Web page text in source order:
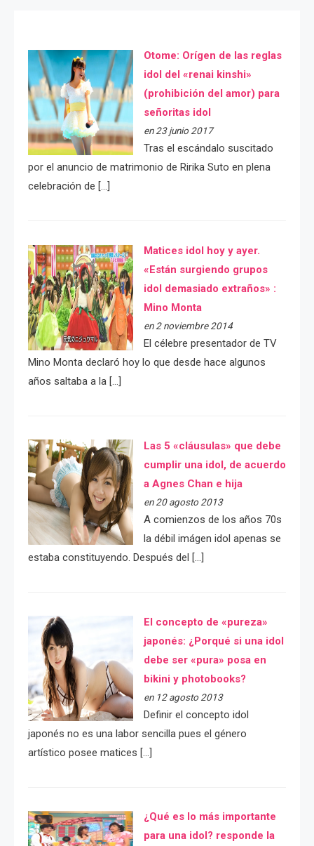
Otome: Orígen de las reglas
idol del «renai kinshi»
(prohibición del amor) para
señoritas idol
en 23 junio 2017
Tras el escándalo suscitado
por el anuncio de matrimonio de Ririka Suto en plena
celebración de […]
Matices idol hoy y ayer.
«Están surgiendo grupos
idol demasiado extraños» :
Mino Monta
en 2 noviembre 2014
El célebre presentador de TV
Mino Monta declaró hoy lo que desde hace algunos
años saltaba a la […]
Las 5 «cláusulas» que debe
cumplir una idol, de acuerdo
a Agnes Chan e hija
en 20 agosto 2013
A comienzos de los años 70s
la débil imágen idol apenas se
estaba constituyendo. Después del […]
El concepto de «pureza»
japonés: ¿Porqué si una idol
debe ser «pura» posa en
bikini y photobooks?
en 12 agosto 2013
Definir el concepto idol
japonés no es una labor sencilla pues el género
artístico posee matices […]
¿Qué es lo más importante
para una idol? responde la